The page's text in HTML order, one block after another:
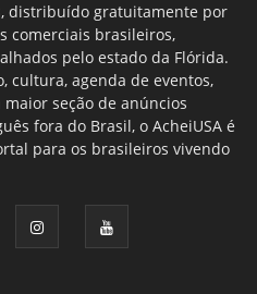
distribuído gratuitamente por
comerciais brasileiros,
pelo estado da Flórida.
cultura, agenda de eventos,
seção de anúncios
fora do Brasil, o AcheiUSA é
para os brasileiros vivendo